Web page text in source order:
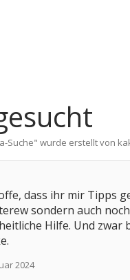
Suche" wurde erstellt von
dass ihr mir Tipps
sondern auch
Hilfe. Und zwar
2024